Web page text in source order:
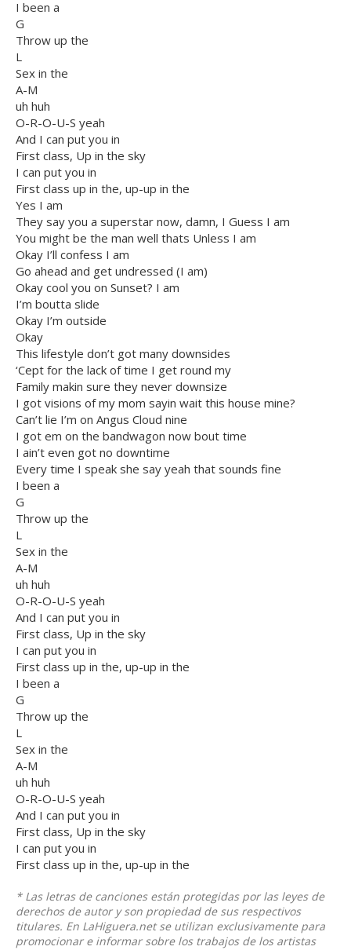
I been a
G
Throw up the
L
Sex in the
A-M
uh huh
O-R-O-U-S yeah
And I can put you in
First class, Up in the sky
I can put you in
First class up in the, up-up in the
Yes I am
They say you a superstar now, damn, I Guess I am
You might be the man well thats Unless I am
Okay I’ll confess I am
Go ahead and get undressed (I am)
Okay cool you on Sunset? I am
I’m boutta slide
Okay I’m outside
Okay
This lifestyle don’t got many downsides
‘Cept for the lack of time I get round my
Family makin sure they never downsize
I got visions of my mom sayin wait this house mine?
Can’t lie I’m on Angus Cloud nine
I got em on the bandwagon now bout time
I ain’t even got no downtime
Every time I speak she say yeah that sounds fine
I been a
G
Throw up the
L
Sex in the
A-M
uh huh
O-R-O-U-S yeah
And I can put you in
First class, Up in the sky
I can put you in
First class up in the, up-up in the
I been a
G
Throw up the
L
Sex in the
A-M
uh huh
O-R-O-U-S yeah
And I can put you in
First class, Up in the sky
I can put you in
First class up in the, up-up in the
* Las letras de canciones están protegidas por las leyes de
derechos de autor y son propiedad de sus respectivos
titulares. En LaHiguera.net se utilizan exclusivamente para
promocionar e informar sobre los trabajos de los artistas